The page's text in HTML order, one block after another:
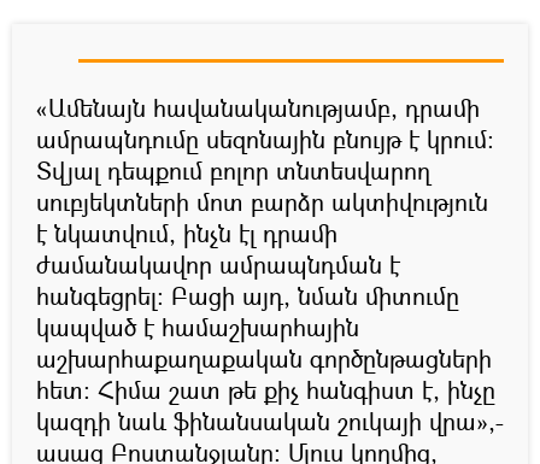
«Ամենայն հավանականությամբ, դրամի
ամրապնդումը սեզոնային բնույթ է կրում։
Տվյալ դեպքում բոլոր տնտեսվարող
սուբյեկտների մոտ բարձր ակտիվություն
է նկատվում, ինչն էլ դրամի
ժամանակավոր ամրապնդման է
հանգեցրել։ Բացի այդ, նման միտումը
կապված է համաշխարհային
աշխարհաքաղաքական գործընթացների
հետ։ Հիմա շատ թե քիչ հանգիստ է, ինչը
կազդի նաև ֆինանսական շուկայի վրա»,-
ասաց Բոստանջյանը։ Մյուս կողմից,